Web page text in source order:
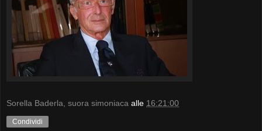
Sorella Baderla, suora simoniaca alle 16:21:00
Condividi